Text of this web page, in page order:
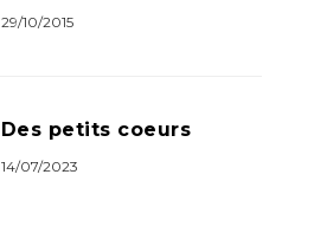
29/10/2015
Des petits coeurs
14/07/2023